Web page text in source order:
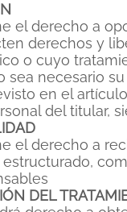
el derecho a
derechos y
o cuyo
sea necesario
en el
del titular,
el derecho a
DEL